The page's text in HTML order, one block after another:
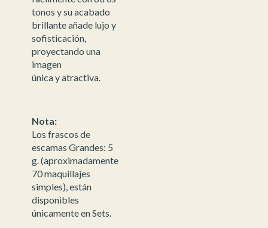
tonos y su acabado
brillante añade lujo y
sofisticación,
proyectando una
imagen
única y atractiva.
Nota:
Los frascos de
escamas Grandes: 5
g. (aproximadamente
70 maquillajes
simples), están
disponibles
únicamente en Sets.